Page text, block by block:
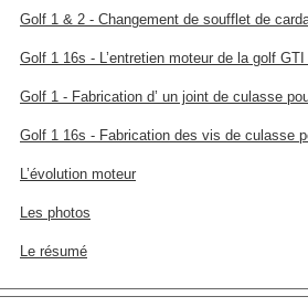
Golf 1 & 2 - Changement de soufflet de
Golf 1 16s - L’entretien moteur de la golf
Golf 1 - Fabrication d’ un joint de culasse
Golf 1 16s - Fabrication des vis de culasse
L’évolution moteur
Les photos
Le résumé